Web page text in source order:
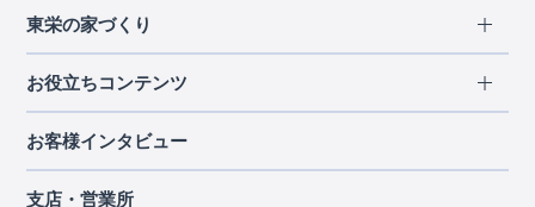
エリアから探す
北海道・東北
北海道
宮城県
千葉県
東栄の家づくり
長期優良住宅
住宅性能評価書
お役立ちコンテンツ
ご契約までの道のり
現地見学ガイド
お客様インタビュー
支店・営業所